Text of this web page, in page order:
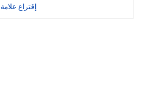
إقتراع علامة